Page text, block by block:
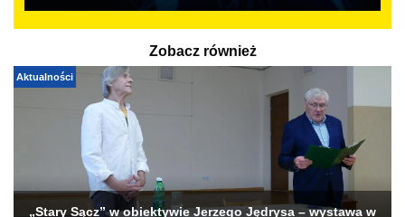
Zobacz również
Aktualności
„Stary Sącz” w obiektywie Jerzego Jędrysa – wystawa w